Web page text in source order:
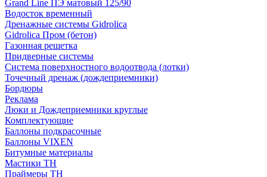
Grand Line ПЭ матовый 125/90
Водосток временный
Дренажные системы Gidrolica
Gidrolica Пром (бетон)
Газонная решетка
Придверные системы
Система поверхностного водоотвода (лотки)
Точечный дренаж (дождеприемники)
Бордюры
Рекламa
Люки и Дождеприемники круглые
Комплектующие
Баллоны подкрасочные
Баллоны VIXEN
Битумные материалы
Мастики ТН
Праймеры ТН